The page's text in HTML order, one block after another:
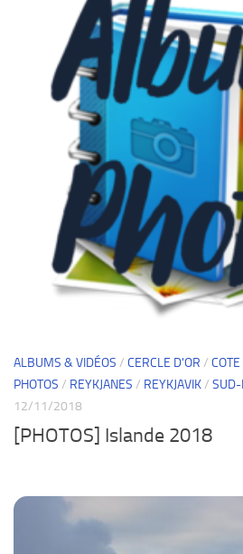
ALBUMS & VIDÉOS / CERCLE D'OR /
PHOTOS / REYKJANES / REYKJAVIK/ SUD-
12/11/2018
[PHOTOS] Islande 2018